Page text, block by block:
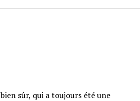
sûr, qui a toujours été une